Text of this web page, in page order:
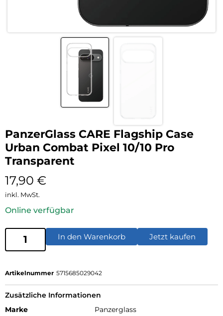
PanzerGlass CARE Flagship Case
Urban Combat Pixel 10/10 Pro
Transparent
17,90 €
inkl. MwSt.
Online verfügbar
In den Warenkorb Jetzt kaufen
Artikelnummer 5715685029042
Zusätzliche Informationen
Marke
Panzerglass